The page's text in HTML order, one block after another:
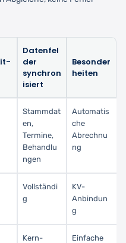
Datenfel
der
synchron
isiert
Besonder
heiten
Stammdat
en,
Termine,
Behandlu
ngen
Automatis
che
Abrechnu
ng
Vollständi
g
KV-
Anbindun
g
Kern-
Einfache